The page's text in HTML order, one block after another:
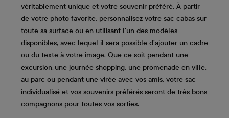
véritablement unique et votre souvenir préféré. À partir
de votre photo favorite, personnalisez votre sac cabas sur
toute sa surface ou en utilisant l'un des modèles
disponibles, avec lequel il sera possible d’ajouter un cadre
ou du texte à votre image. Que ce soit pendant une
excursion, une journée shopping, une promenade en ville,
au parc ou pendant une virée avec vos amis, votre sac
individualisé et vos souvenirs préférés seront de très bons
compagnons pour toutes vos sorties.